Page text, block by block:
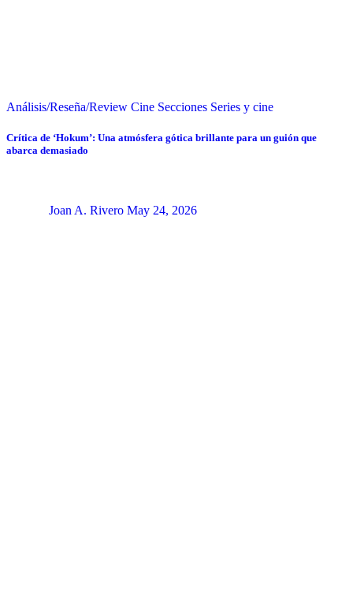
Análisis/Reseña/Review Cine Secciones Series y cine
Crítica de ‘Hokum’: Una atmósfera gótica brillante para un guión que
abarca demasiado
Joan A. Rivero May 24, 2026